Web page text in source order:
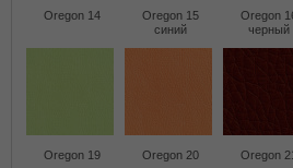
Oregon 14
Oregon 15
синий
Oregon
черный
Oregon 19 Oregon 20 Oregon